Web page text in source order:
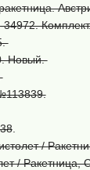
Новый.
.
/
/ Ракетница,